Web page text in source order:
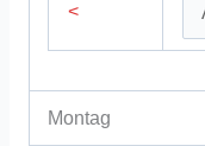
<
Montag